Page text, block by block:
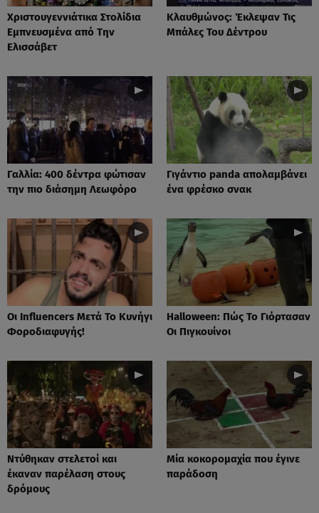
Xριστουγεννιάτικα Στολίδια
Εμπνευσμένα από Την
Ελισσάβετ
Κλαυθμώνος: Έκλεψαν Τις
Μπάλες Του Δέντρου
Γαλλία: 400 δέντρα φώτισαν
την πιο διάσημη Λεωφόρο
Γιγάντιο panda απολαμβάνει
ένα φρέσκο σνακ
Οι Influencers Μετά Το Κυνήγι
Φοροδιαφυγής!
Ηalloween: Πώς Το Γιόρτασαν
Οι Πιγκουίνοι
Nτύθηκαν στελετοί και
έκαναν παρέλαση στους
δρόμους
Mία κοκορομαχία που έγινε
παράδοση